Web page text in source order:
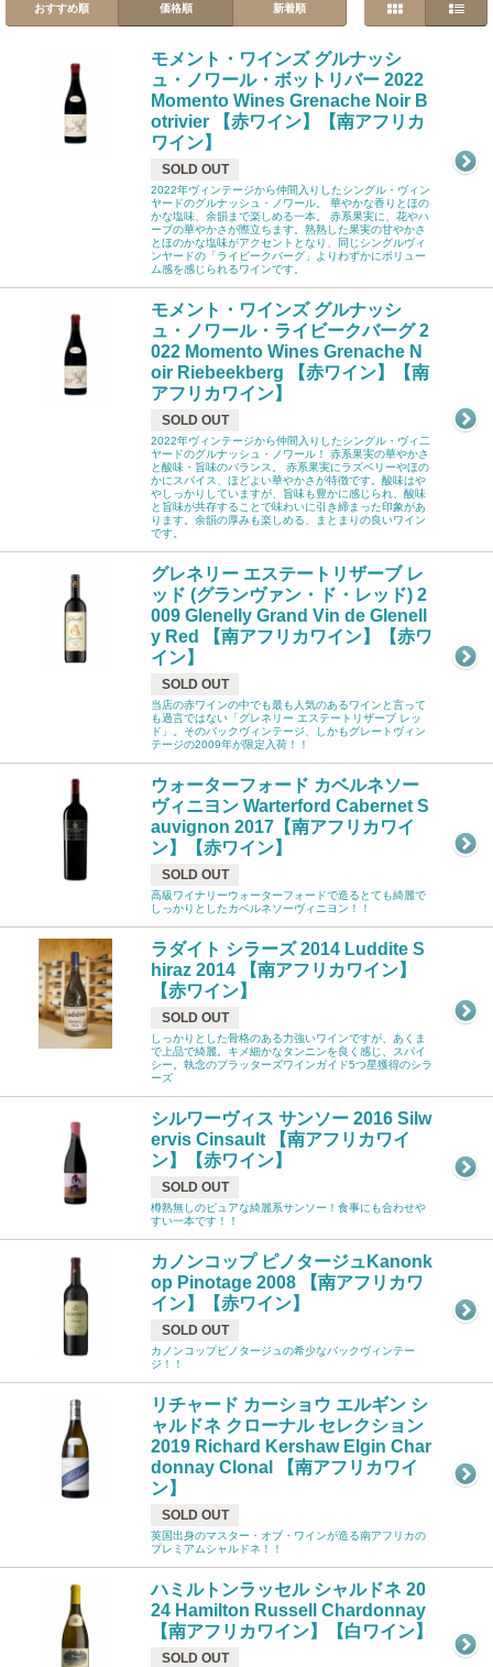
おすすめ順 価格順 新着順
モメント・ワインズ グルナッシ
ュ・ノワール・ボットリバー 2022
Momento Wines Grenache Noir B
otrivier 【赤ワイン】【南アフリカ
ワイン】
SOLD OUT
2022年ヴィンテージから仲間入りしたシングル・ヴィン
ヤードのグルナッシュ・ノワール。 華やかな香りとほの
かな塩味、余韻まで楽しめる一本。 赤系果実に、花やハ
ーブの華やかさが際立ちます。熟熟した果実の甘やかさ
とほのかな塩味がアクセントとなり、同じシングルヴィ
ンヤードの「ライビークバーグ」よりわずかにボリュー
ム感を感じられるワインです。
モメント・ワインズ グルナッシ
ュ・ノワール・ライビークバーグ 2
022 Momento Wines Grenache N
oir Riebeekberg 【赤ワイン】【南
アフリカワイン】
SOLD OUT
2022年ヴィンテージから仲間入りしたシングル・ヴィ二
ヤードのグルナッシュ・ノワール！ 赤系果実の華やかさ
と酸味・旨味のバランス。 赤系果実にラズベリーやほの
かにスパイス、ほどよい華やかさが特徴です。酸味はや
やしっかりしていますが、旨味も豊かに感じられ、酸味
と旨味が共存することで味わいに引き締まった印象があ
ります。余韻の厚みも楽しめる、まとまりの良いワイン
です。
グレネリー エステートリザーブ レ
ッド (グランヴァン・ド・レッド) 2
009 Glenelly Grand Vin de Glenell
y Red 【南アフリカワイン】【赤ワ
イン】
SOLD OUT
当店の赤ワインの中でも最も人気のあるワインと言って
も過言ではない「グレネリー エステートリザーブ レッ
ド」。そのバックヴィンテージ、しかもグレートヴィン
テージの2009年が限定入荷！！
ウォーターフォード カベルネソー
ヴィニヨン Warterford Cabernet S
auvignon 2017【南アフリカワイ
ン】【赤ワイン】
SOLD OUT
高級ワイナリーウォーターフォードで造るとても綺麗で
しっかりとしたカベルネソーヴィニヨン！！
ラダイト シラーズ 2014 Luddite S
hiraz 2014 【南アフリカワイン】
【赤ワイン】
SOLD OUT
しっかりとした骨格のある力強いワインですが、あくま
で上品で綺麗。キメ細かなタンニンを良く感じ、スパイ
シー。執念のプラッターズワインガイド5つ星獲得のシラ
ーズ
シルワーヴィス サンソー 2016 Silw
ervis Cinsault 【南アフリカワイ
ン】【赤ワイン】
SOLD OUT
樽熟無しのピュアな綺麗系サンソー！食事にも合わせや
すい一本です！！
カノンコップ ピノタージュKanonk
op Pinotage 2008 【南アフリカワ
イン】【赤ワイン】
SOLD OUT
カノンコップピノタージュの希少なバックヴィンテー
ジ！！
リチャード カーショウ エルギン シ
ャルドネ クローナル セレクション
2019 Richard Kershaw Elgin Char
donnay Clonal 【南アフリカワイ
ン】
SOLD OUT
英国出身のマスター・オブ・ワインが造る南アフリカの
プレミアムシャルドネ！！
ハミルトンラッセル シャルドネ 20
24 Hamilton Russell Chardonnay
【南アフリカワイン】【白ワイン】
SOLD OUT